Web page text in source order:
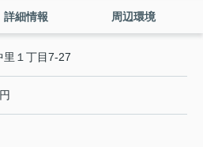
詳細情報 周辺環境
里１丁目7-27